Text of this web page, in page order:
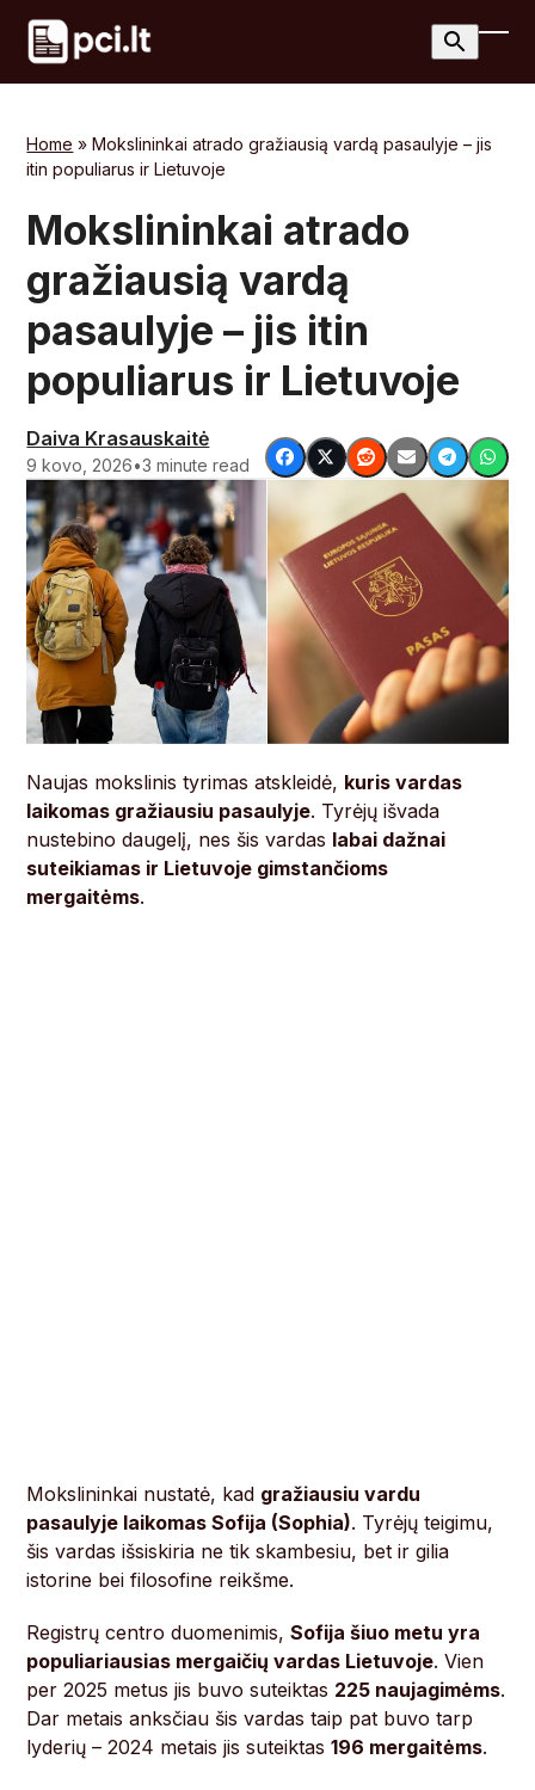
Skip
content
Home »Mokslininkai atrado gražiausią vardą pasaulyje – jis
itin populiarus ir Lietuvoje
Mokslininkai atrado
gražiausią vardą
pasaulyje – jis itin
populiarus ir Lietuvoje
Daiva Krasauskaitė
9 kovo, 2026•3 minute read
Naujas mokslinis tyrimas atskleidė, kuris vardas
laikomas gražiausiu pasaulyje. Tyrėjų išvada
nustebino daugelį, nes šis vardas labai dažnai
suteikiamas ir Lietuvoje gimstančioms
mergaitėms.
Mokslininkai nustatė, kad gražiausiu vardu
pasaulyje laikomas Sofija (Sophia). Tyrėjų teigimu,
šis vardas išsiskiria ne tik skambesiu, bet ir gilia
istorine bei filosofine reikšme.
Registrų centro duomenimis,Sofija šiuo metu yra
populiariausias mergaičių vardas Lietuvoje. Vien
per 2025 metus jis buvo suteiktas 225 naujagimėms.
Dar metais anksčiau šis vardas taip pat buvo tarp
lyderių – 2024 metais jis suteiktas196 mergaitėms.